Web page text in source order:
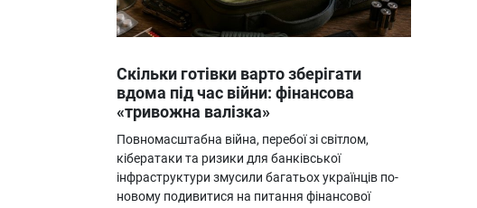
Корисності
Про нас
Скільки готівки варто зберігати
вдома під час війни: фінансова
«тривожна валізка»
Повномасштабна війна, перебої зі світлом,
кібератаки та ризики для банківської
інфраструктури змусили багатьох українців по-
новому подивитися на питання фінансової